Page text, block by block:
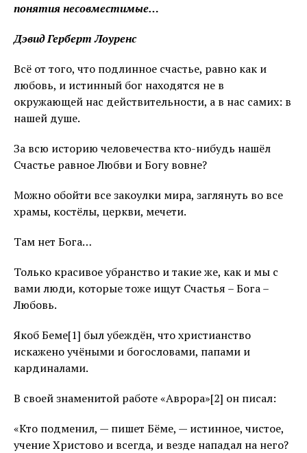
понятия несовместимые…
Дэвид Герберт Лоуренс
Всё от того, что подлинное счастье, равно как и
любовь, и истинный бог находятся не в
окружающей нас действительности, а в нас самих: в
нашей душе.
За всю историю человечества кто-нибудь нашёл
Счастье равное Любви и Богу вовне?
Можно обойти все закоулки мира, заглянуть во все
храмы, костёлы, церкви, мечети.
Там нет Бога…
Только красивое убранство и такие же, как и мы с
вами люди, которые тоже ищут Счастья – Бога –
Любовь.
Якоб Беме[1] был убеждён, что христианство
искажено учёными и богословами, папами и
кардиналами.
В своей знаменитой работе «Аврора»[2] он писал:
«Кто подменил, — пишет Бёме, — истинное, чистое,
учение Христово и всегда, и везде нападал на него?